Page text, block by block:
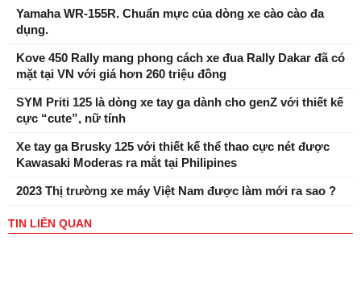
Yamaha WR-155R. Chuẩn mực của dòng xe cào cào đa
dụng.
Kove 450 Rally mang phong cách xe đua Rally Dakar đã có
mặt tại VN với giá hơn 260 triệu đồng
SYM Priti 125 là dòng xe tay ga dành cho genZ với thiết kế
cực “cute”, nữ tính
Xe tay ga Brusky 125 với thiết kế thể thao cực nét được
Kawasaki Moderas ra mắt tại Philipines
2023 Thị trường xe máy Việt Nam được làm mới ra sao ?
TIN LIÊN QUAN